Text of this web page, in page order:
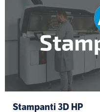
Stampanti 3D HP